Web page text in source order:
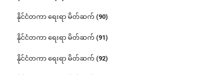
နိုင်ငံတကာ ရေးရာ မိတ်ဆက် (90)
နိုင်ငံတကာ ရေးရာ မိတ်ဆက် (91)
နိုင်ငံတကာ ရေးရာ မိတ်ဆက် (92)